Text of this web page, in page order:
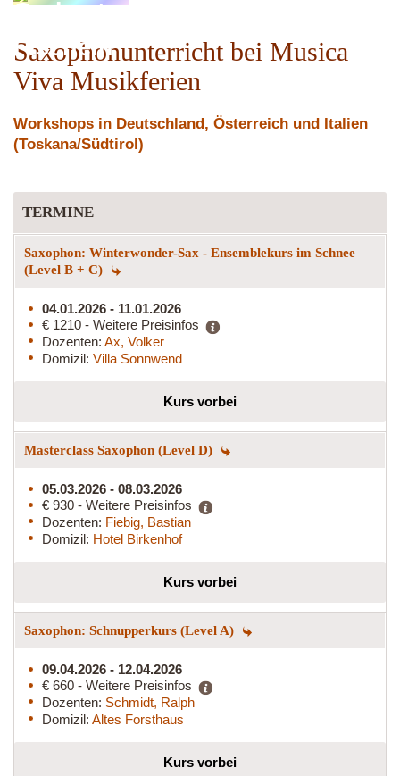
Orchester
Fischeln
Saxophonunterricht bei Musica
Viva Musikferien
Workshops in Deutschland, Österreich und Italien
(Toskana/Südtirol)
TERMINE
Saxophon: Winterwonder-Sax - Ensemblekurs im Schnee
(Level B + C)
04.01.2026 - 11.01.2026
€ 1210 - Weitere Preisinfos
Dozenten: Ax, Volker
Domizil: Villa Sonnwend
Kurs vorbei
Masterclass Saxophon (Level D)
05.03.2026 - 08.03.2026
€ 930 - Weitere Preisinfos
Dozenten: Fiebig, Bastian
Domizil: Hotel Birkenhof
Kurs vorbei
Saxophon: Schnupperkurs (Level A)
09.04.2026 - 12.04.2026
€ 660 - Weitere Preisinfos
Dozenten: Schmidt, Ralph
Domizil: Altes Forsthaus
Kurs vorbei